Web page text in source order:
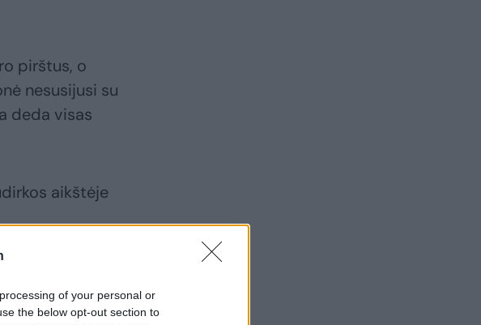
of your personal or
the below opt-out section to
pirštus, o
nesusijusi su
deda visas
aikštėje